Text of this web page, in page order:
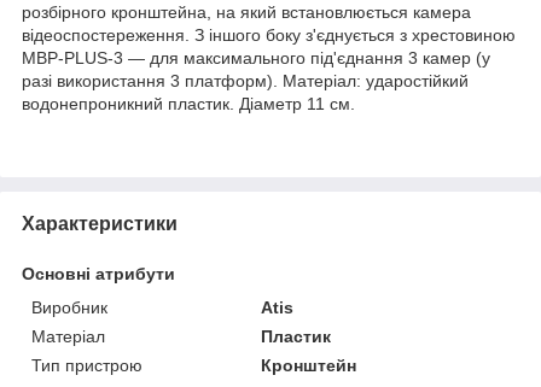
розбірного кронштейна, на який встановлюється камера
відеоспостереження. З іншого боку з'єднується з хрестовиною
MBP-PLUS-3 — для максимального під'єднання 3 камер (у
разі використання 3 платформ). Матеріал: ударостійкий
водонепроникний пластик. Діаметр 11 см.
Характеристики
Основні атрибути
Виробник
Atis
Матеріал
Пластик
Тип пристрою
Кронштейн